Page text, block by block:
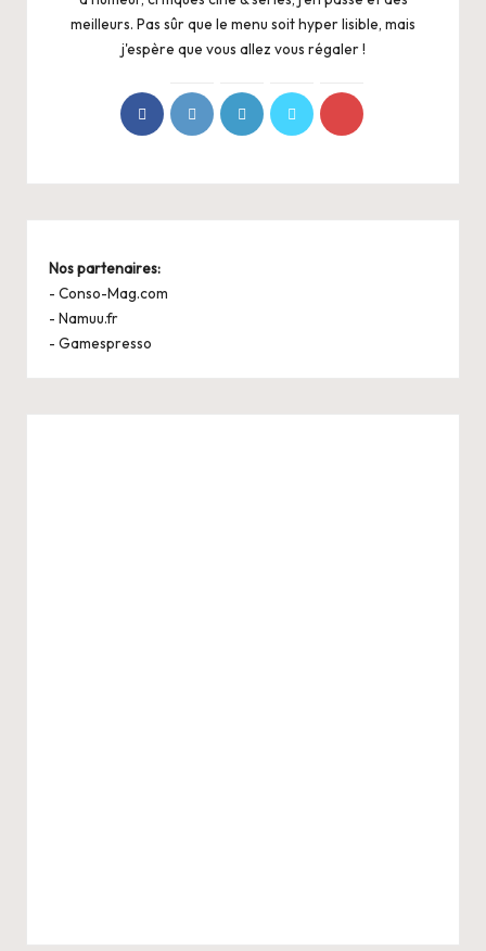
meilleurs. Pas sûr que le menu soit hyper lisible, mais
j'espère que vous allez vous régaler !
Nos partenaires:
- Conso-Mag.com
- Namuu.fr
- Gamespresso